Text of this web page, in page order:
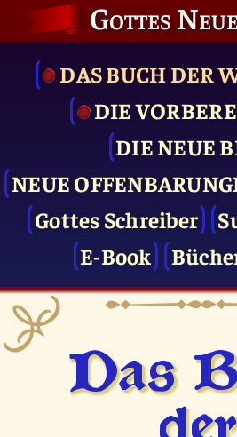
Gottes
DAS BUCH DER
DIE
DIE NEUE
NEUE
Gottes Schreiber
E-Book
Das